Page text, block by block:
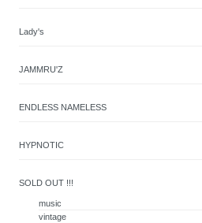
Lady's
JAMMRU'Z
ENDLESS NAMELESS
HYPNOTIC
SOLD OUT !!!
music
vintage